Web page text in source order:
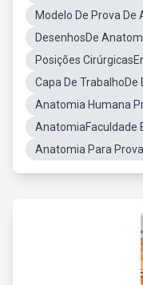
Modelo De Prova De
DesenhosDe
Posições
Capa De
Anatomia Humana
AnatomiaFaculdade
Anatomia Para